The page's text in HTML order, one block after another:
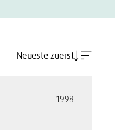
Neueste zuerst
1998